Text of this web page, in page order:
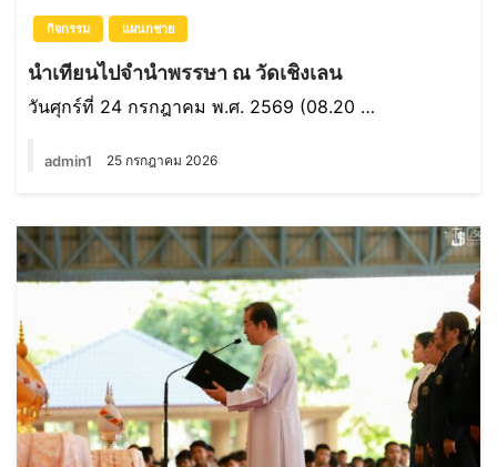
กิจกรรม แผนกชาย
นำเทียนไปจำนำพรรษา ณ วัดเชิงเลน
วันศุกร์ที่ 24 กรกฎาคม พ.ศ. 2569 (08.20 …
admin1 25 กรกฎาคม 2026